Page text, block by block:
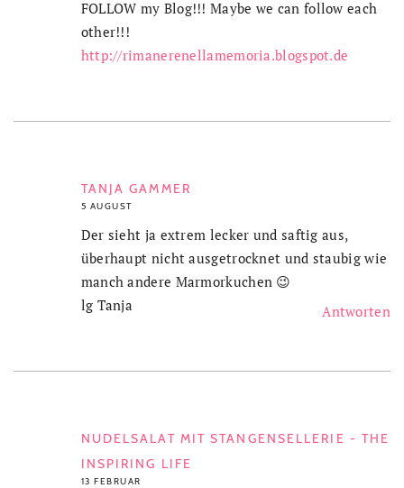
FOLLOW my Blog!!! Maybe we can follow each
other!!!
http://rimanerenellamemoria.blogspot.de
TANJA GAMMER
5 AUGUST
Der sieht ja extrem lecker und saftig aus,
überhaupt nicht ausgetrocknet und staubig wie
manch andere Marmorkuchen 😉
lg Tanja
NUDELSALAT MIT STANGENSELLERIE - THE
INSPIRING LIFE
13 FEBRUAR
Antworten